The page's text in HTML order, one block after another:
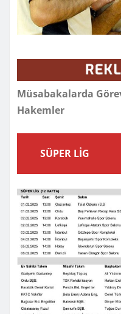
Müsabakalarda
Hakemler
SÜPER LİG